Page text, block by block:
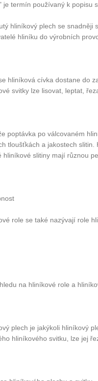
je termín používaný k popisu
hliníkový plech se snadněji
hliníku do výrobních
hliníková cívka dostane do
svitky lze lisovat, leptat,
poptávka po válcovaném
tloušťkách a jakostech
hliníkové slitiny mají různou
role se také nazývají role
na hliníkové role a
plech je jakýkoli hliníkový
hliníkového svitku, lze jej